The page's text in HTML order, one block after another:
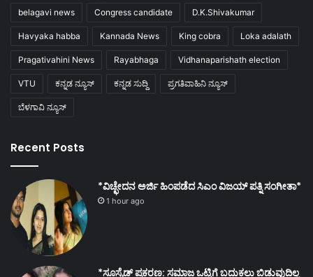
belagavi news Congress candidate D.K.Shivakumar
Havyaka habba Kannada News King cobra Loka adalath
Pragativahini News Rayabhaga Vidhanaparishath election
VTU ಕನ್ನಡ ನ್ಯೂಸ್ ಕನ್ನಡ ಸುದ್ದಿ ಪ್ರಗತಿವಾಹಿನಿ ನ್ಯೂಸ್
ಬೆಳಗಾವಿ ನ್ಯೂಸ್
Recent Posts
*ವಿಚ್ಛೇದನ ಅರ್ಜಿ ಹಿಂಪಡೆದ ಸಿಎಂ ವಿಜಯ್ ಪತ್ನಿ ಸಂಗೀತಾ*
1 hour ago
*ಸೂಸೈಡ್ ಪ್ರಕರಣ: ಸಮಾಜ ಒಟ್ಟಿಗೆ ಬದುಕಲು ಬಿಡುವುದಿಲ್ಲ